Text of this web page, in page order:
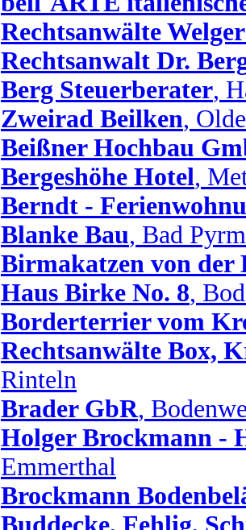
Rechtsanwälte
Rechtsanwalt Dr.
Berg Steuerberater,
Zweirad Beilken,
Beißner Hochbau
Bergeshöhe Hotel,
Berndt -
Blanke Bau, Bad
Birmakatzen von der
Haus Birke No. 8,
Borderterrier vom
Rechtsanwälte Box,
Rinteln
Brader GbR,
Holger Brockmann -
Emmerthal
Brockmann